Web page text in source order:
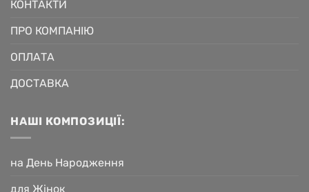
КОНТАКТИ
ПРО КОМПАНІЮ
ОПЛАТА
ДОСТАВКА
НАШІ КОМПОЗИЦІЇ:
на День Народження
для Жінок